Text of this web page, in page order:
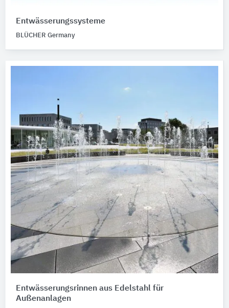
Entwässerungssysteme
BLÜCHER Germany
Entwässerungsrinnen aus Edelstahl für
Außenanlagen